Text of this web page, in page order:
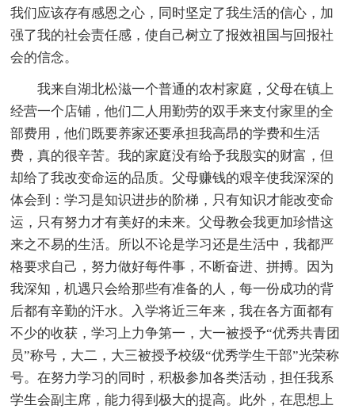
我们应该存有感恩之心，同时坚定了我生活的信心，加
强了我的社会责任感，使自己树立了报效祖国与回报社
会的信念。
我来自湖北松滋一个普通的农村家庭，父母在镇上
经营一个店铺，他们二人用勤劳的双手来支付家里的全
部费用，他们既要养家还要承担我高昂的学费和生活
费，真的很辛苦。我的家庭没有给予我殷实的财富，但
却给了我改变命运的品质。父母赚钱的艰辛使我深深的
体会到：学习是知识进步的阶梯，只有知识才能改变命
运，只有努力才有美好的未来。父母教会我更加珍惜这
来之不易的生活。所以不论是学习还是生活中，我都严
格要求自己，努力做好每件事，不断奋进、拼搏。因为
我深知，机遇只会给那些有准备的人，每一份成功的背
后都有辛勤的汗水。入学将近三年来，我在各方面都有
不少的收获，学习上力争第一，大一被授予“优秀共青团
员”称号，大二，大三被授予校级“优秀学生干部”光荣称
号。在努力学习的同时，积极参加各类活动，担任我系
学生会副主席，能力得到极大的提高。此外，在思想上